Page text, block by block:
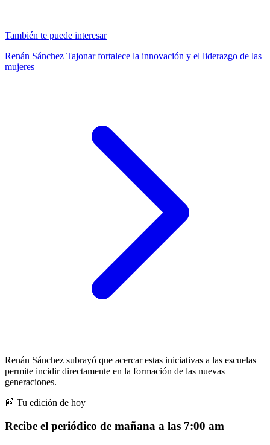
También te puede interesar
Renán Sánchez Tajonar fortalece la innovación y el liderazgo de las
mujeres
Renán Sánchez subrayó que acercar estas iniciativas a las escuelas
permite incidir directamente en la formación de las nuevas
generaciones.
📰 Tu edición de hoy
Recibe el periódico de mañana a las 7:00 am